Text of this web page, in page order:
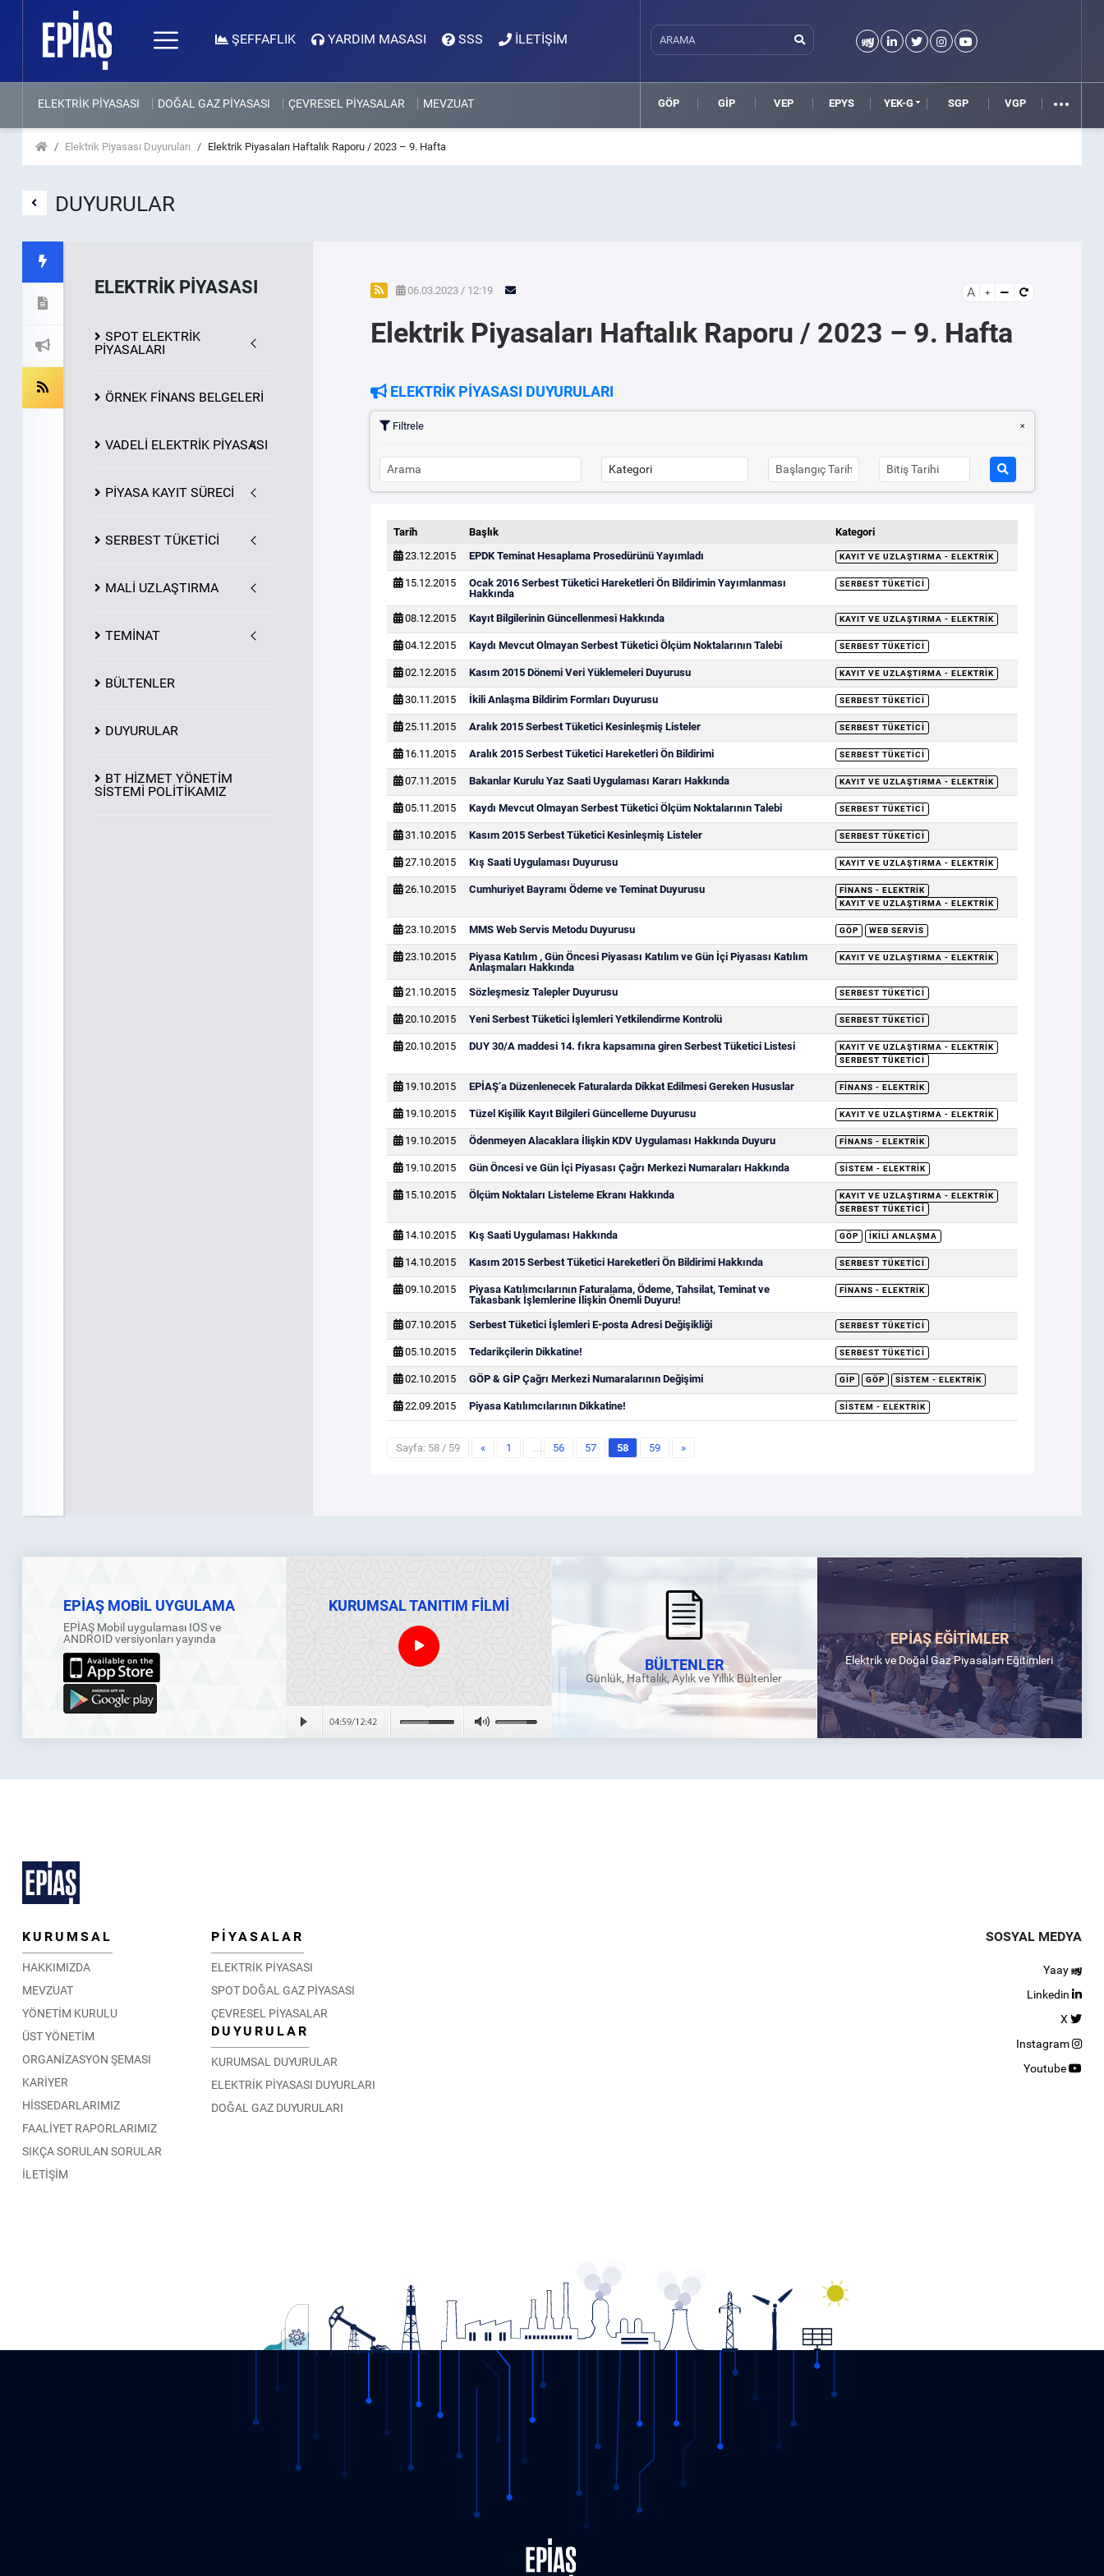
ŞEFFAFLIK YARDIM MASASI SSS İLETİŞİM
ELEKTRİK PİYASASI DOĞAL GAZ PİYASASI ÇEVRESEL PİYASALAR MEVZUAT GÖP GİP VEP EPYS YEK-G SGP VGP
Elektrik Piyasası Duyuruları Elektrik Piyasaları Haftalık Raporu / 2023 – 9. Hafta
DUYURULAR
ELEKTRİK PİYASASI
SPOT ELEKTRİK
PİYASALARI
ÖRNEK FİNANS BELGELERİ
VADELİ ELEKTRİK PİYASASI
PİYASAKAYIT SÜRECİ
SERBEST TÜKETİCİ
MALİ UZLAŞTIRMA
TEMİNAT
BÜLTENLER
DUYURULAR
BT HİZMET YÖNETİM
SİSTEMİ POLİTİKAMIZ
06.03.2023 / 12:19 A
Elektrik Piyasaları Haftalık Raporu / 2023 – 9. Hafta
ELEKTRİK PİYASASI DUYURULARI
Filtrele
Tarih Başlık
Kategori
23.12.2015
EPDK Teminat Hesaplama Prosedürünü Yayımladı KAYIT VE UZLAŞTIRMA - ELEKTRIK
15.12.2015
Ocak 2016 Serbest Tüketici Hareketleri Ön Bildirimin Yayımlanması
Hakkında
SERBEST TÜKETICI
08.12.2015 Kayıt Bilgilerinin Güncellenmesi Hakkında KAYIT VE UZLAŞTIRMA - ELEKTRIK
04.12.2015 Kaydı Mevcut Olmayan Serbest Tüketici Ölçüm Noktalarının Talebi SERBEST TÜKETICI
02.12.2015 Kasım 2015 Dönemi Veri Yüklemeleri Duyurusu KAYIT VE UZLAŞTIRMA - ELEKTRIK
30.11.2015 İkili Anlaşma Bildirim Formları Duyurusu SERBEST TÜKETICI
25.11.2015 Aralık 2015 Serbest Tüketici Kesinleşmiş Listeler SERBEST TÜKETICI
16.11.2015 Aralık 2015 Serbest Tüketici Hareketleri Ön Bildirimi SERBEST TÜKETICI
07.11.2015 Bakanlar Kurulu Yaz Saati Uygulaması Kararı Hakkında KAYIT VE UZLAŞTIRMA - ELEKTRIK
05.11.2015 Kaydı Mevcut Olmayan Serbest Tüketici Ölçüm Noktalarının Talebi SERBEST TÜKETICI
31.10.2015 Kasım 2015 Serbest Tüketici Kesinleşmiş Listeler SERBEST TÜKETICI
27.10.2015 Kış Saati Uygulaması Duyurusu KAYIT VE UZLAŞTIRMA - ELEKTRIK
26.10.2015 Cumhuriyet Bayramı Ödeme ve Teminat Duyurusu
FINANS - ELEKTRIK
KAYIT VE UZLAŞTIRMA - ELEKTRIK
23.10.2015 MMS Web Servis Metodu Duyurusu GÖP WEB SERVIS
23.10.2015
Piyasa Katılım , Gün Öncesi Piyasası Katılım ve Gün İçi Piyasası Katılım
Anlaşmaları Hakkında
KAYIT VE UZLAŞTIRMA - ELEKTRIK
21.10.2015 Sözleşmesiz Talepler Duyurusu SERBEST TÜKETICI
20.10.2015 Yeni Serbest Tüketici İşlemleri Yetkilendirme Kontrolü SERBEST TÜKETICI
20.10.2015 DUY 30/A maddesi 14. fıkra kapsamına giren Serbest Tüketici Listesi
KAYIT VE UZLAŞTIRMA - ELEKTRIK
SERBEST TÜKETICI
19.10.2015 EPİAŞ’a Düzenlenecek Faturalarda Dikkat Edilmesi Gereken Hususlar FINANS - ELEKTRIK
19.10.2015 Tüzel Kişilik Kayıt Bilgileri Güncelleme Duyurusu KAYIT VE UZLAŞTIRMA - ELEKTRIK
19.10.2015 Ödenmeyen Alacaklara İlişkin KDV Uygulaması Hakkında Duyuru FINANS - ELEKTRIK
19.10.2015 Gün Öncesi ve Gün İçi Piyasası Çağrı Merkezi Numaraları Hakkında SISTEM - ELEKTRIK
15.10.2015 Ölçüm Noktaları Listeleme Ekranı Hakkında
KAYIT VE UZLAŞTIRMA - ELEKTRIK
SERBEST TÜKETICI
14.10.2015 Kış Saati Uygulaması Hakkında GÖP İKILI ANLAŞMA
14.10.2015 Kasım 2015 Serbest Tüketici Hareketleri Ön Bildirimi Hakkında SERBEST TÜKETICI
09.10.2015
Piyasa Katılımcılarının Faturalama, Ödeme, Tahsilat, Teminat ve
Takasbank İşlemlerine İlişkin Önemli Duyuru!
FINANS - ELEKTRIK
07.10.2015 Serbest Tüketici İşlemleri E-posta Adresi Değişikliği SERBEST TÜKETICI
05.10.2015 Tedarikçilerin Dikkatine! SERBEST TÜKETICI
02.10.2015 GÖP & GİP Çağrı Merkezi Numaralarının Değişimi GİP GÖP SISTEM - ELEKTRIK
22.09.2015 Piyasa Katılımcılarının Dikkatine! SISTEM - ELEKTRIK
Sayfa: 58 / 59 « 1 … 56 57 58 59 »
EPİAŞ MOBİL UYGULAMA
EPİAŞ Mobil uygulaması IOS ve
ANDROID versiyonları yayında
KURUMSAL TANITIM FİLMİ
BÜLTENLER
Günlük, Haftalık, Aylık ve Yıllık Bültenler
EPİAŞ EĞİTİMLER
Elektrik ve Doğal Gaz Piyasaları Eğitimleri
KURUMSAL
HAKKIMIZDA
MEVZUAT
YÖNETİM KURULU
ÜST YÖNETİM
ORGANİZASYON ŞEMASI
KARİYER
HİSSEDARLARIMIZ
FAALİYET RAPORLARIMIZ
SIKÇA SORULAN SORULAR
İLETİŞİM
PİYASALAR
ELEKTRİK PİYASASI
SPOT DOĞAL GAZ PİYASASI
ÇEVRESEL PİYASALAR
DUYURULAR
KURUMSAL DUYURULAR
ELEKTRİK PİYASASI DUYURLARI
DOĞAL GAZ DUYURULARI
SOSYAL MEDYA
Yaay
Linkedin
X
Instagram
Youtube